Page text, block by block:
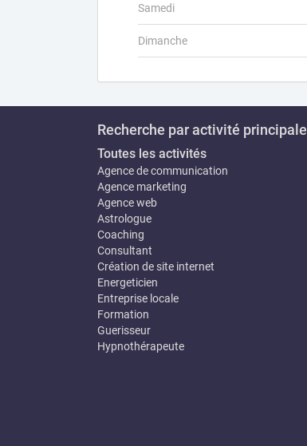
Samedi
Dimanche
Recherche par activité principale
Toutes les activités
Agence de communication
Agence marketing
Agence web
Astrologue
Coaching
Consultant
Création de site internet
Energeticien
Entreprise locale
Formation
Guerisseur
Hypnothérapeute